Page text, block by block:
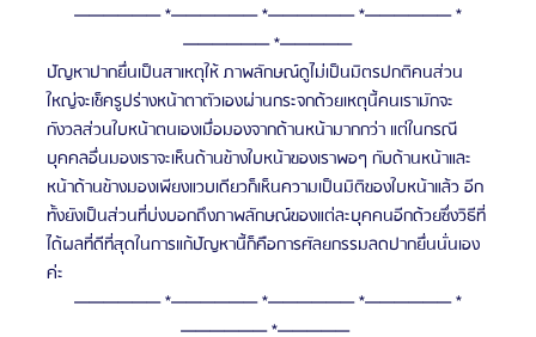
—————— *—————— *—————— *—————— *
—————— *—————
ปัญหาปากยื่นเป็นสาเหตุให้ ภาพลักษณ์ดูไม่เป็นมิตรปกติคนส่วน
ใหญ่จะเช็ครูปร่างหน้าตาตัวเองผ่านกระจกด้วยเหตุนี้คนเรามักจะ
กังวลส่วนใบหน้าตนเองเมื่อมองจากด้านหน้ามากกว่า แต่ในกรณี
บุคคลอื่นมองเราจะเห็นด้านข้างใบหน้าของเราพอๆ กับด้านหน้าและ
หน้าด้านข้างมองเพียงแวบเดียวก็เห็นความเป็นมิติของใบหน้าแล้ว อีก
ทั้งยังเป็นส่วนที่บ่งบอกถึงภาพลักษณ์ของแต่ละบุคคนอีกด้วยซึ่งวิธีที่
ได้ผลที่ดีที่สุดในการแก้ปัญหานี้ก็คือการศัลยกรรมลดปากยื่นนั่นเอง
ค่ะ
—————— *—————— *—————— *—————— *